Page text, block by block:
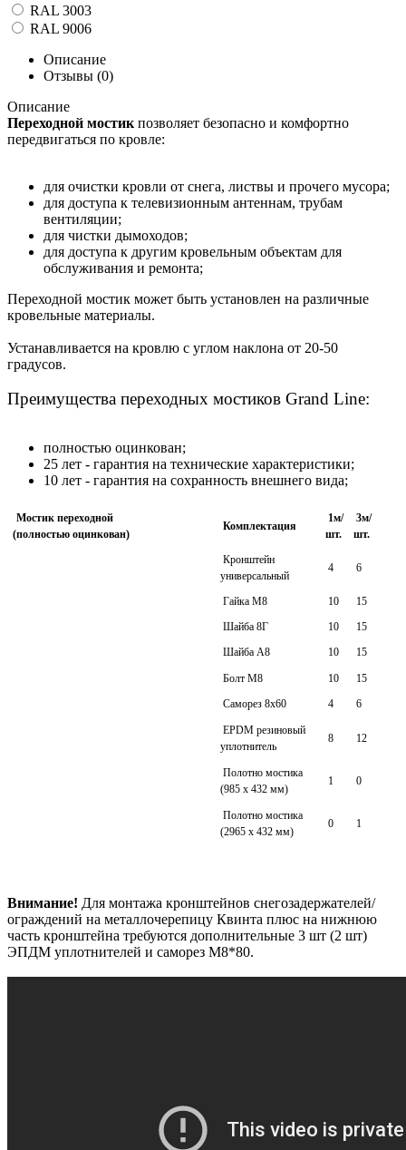
RAL 3003
RAL 9006
Описание
Отзывы (0)
Описание
Переходной мостик позволяет безопасно и комфортно
передвигаться по кровле:
для очистки кровли от снега, листвы и прочего мусора;
для доступа к телевизионным антеннам, трубам
вентиляции;
для чистки дымоходов;
для доступа к другим кровельным объектам для
обслуживания и ремонта;
Переходной мостик может быть установлен на различные
кровельные материалы.
Устанавливается на кровлю с углом наклона от 20-50
градусов.
Преимущества переходных мостиков Grand Line:
полностью оцинкован;
25 лет - гарантия на технические характеристики;
10 лет - гарантия на сохранность внешнего вида;
Мостик переходной
(полностью оцинкован)
Комплектация
1м/
шт.
3м/
шт.
Кронштейн
универсальный
4 6
Гайка М8 10
15
Шайба 8Г
10
15
Шайба А8
10 15
Болт М8 10
15
Саморез 8х60
4 6
EPDM резиновый
уплотнитель
8 12
Полотно мостика
(985 х 432 мм)
1 0
Полотно мостика
(2965 х 432 мм)
0 1
Внимание! Для монтажа кронштейнов снегозадержателей/
ограждений на металлочерепицу Квинта плюс на нижнюю
часть кронштейна требуются дополнительные 3 шт (2 шт)
ЭПДМ уплотнителей и саморез М8*80.